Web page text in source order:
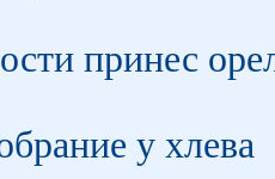
принес
у хлева